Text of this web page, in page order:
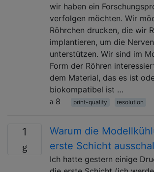
wir haben ein
verfolgen möchten. Wir
Röhrchen drucken, die wir
implantieren, um die
unterstützen. Wir sind im
Form der Röhren
dem Material, das es ist
biokompatibel ist …
8
print-quality resolution
1
Warum die
erste Schicht
Ich hatte gestern einige